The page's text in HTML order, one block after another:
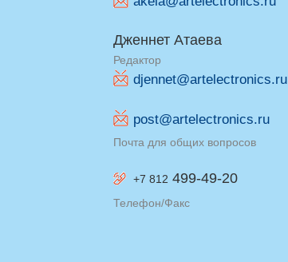
Дженнет Атаева
Редактор
djennet@artelectronics.ru
post@artelectronics.ru
Почта для общих вопросов
+7 812 499-49-20
Телефон/Факс